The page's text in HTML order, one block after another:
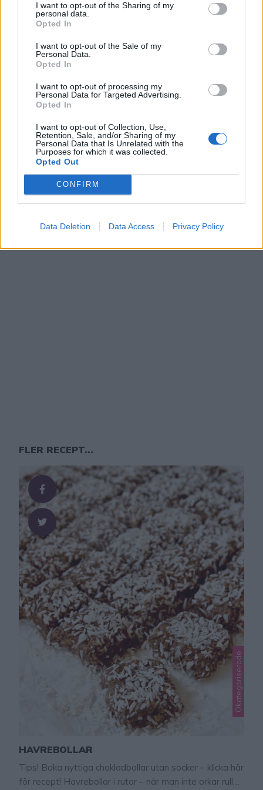
I want to opt-out of the Sharing of my
personal data.
Opted In
I want to opt-out of the Sale of my
Personal Data.
Opted In
I want to opt-out of processing my
Personal Data for Targeted Advertising.
Opted In
I want to opt-out of Collection, Use,
Retention, Sale, and/or Sharing of my
Personal Data that Is Unrelated with the
Purposes for which it was collected.
Opted Out
CONFIRM
Data Deletion Data Access Privacy Policy
tsk kanel)1–2 dl mjölk (eller havremjölk) GÖR SÅ …
FLER RECEPT...
Okategoriserade
HAVREBOLLAR
Tips! Baka nyttiga chokladbollar utan socker – klicka här
för recept! Havrebollar i rutor – när man inte orkar rulla,